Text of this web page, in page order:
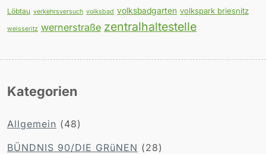
Löbtau verkehrsversuch volksbad volksbadgarten volkspark briesnitz
weisseritz wernerstraße zentralhaltestelle
Kategorien
Allgemein (48)
BÜNDNIS 90/DIE GRüNEN (28)